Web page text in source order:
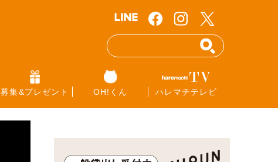
募集&プレゼント OH!くん ハレマチテレビ